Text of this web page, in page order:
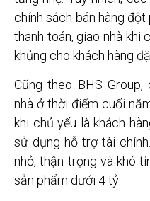
chính sách bán hàng
thanh toán, giao nhà khi
khủng cho khách hàng
Cũng theo BHS Group,
nhà ở thời điểm cuối
khi chủ yếu là khách
sử dụng hỗ trợ tài
nhỏ, thận trọng và khó
sản phẩm dưới 4 tỷ.